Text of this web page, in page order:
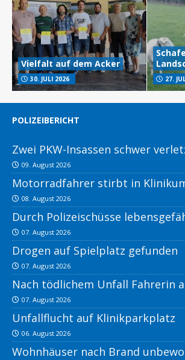
Vielfalt auf dem Acker
30. JULI 2026 27.
POLIZEIBERICHT
Zwei PKW-Insassen schwer
09. August 2026
Motorradfahrer stirbt in
08. August 2026
Durch Polizeischüsse
07. August 2026
Drogen auf Spielplatz gefunden
07. August 2026
Nach tödlichem Unfall Fahrerin
07. August 2026
Unfallflucht auf Klinikparkplatz
06. August 2026
Wohnhäuser nach Brand